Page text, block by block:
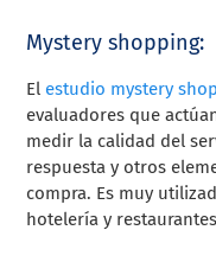
Mystery shopping:
El estudio mystery
evaluadores que
medir la calidad del
respuesta y otros
compra. Es muy
hotelería y